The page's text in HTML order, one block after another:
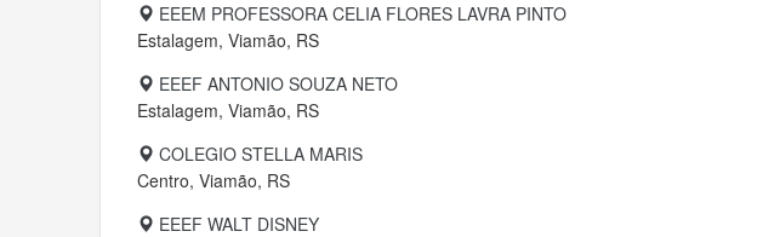
EEEM PROFESSORA CELIA FLORES LAVRA PINTO
Estalagem, Viamão, RS
EEEF ANTONIO SOUZA NETO
Estalagem, Viamão, RS
COLEGIO STELLA MARIS
Centro, Viamão, RS
EEEF WALT DISNEY